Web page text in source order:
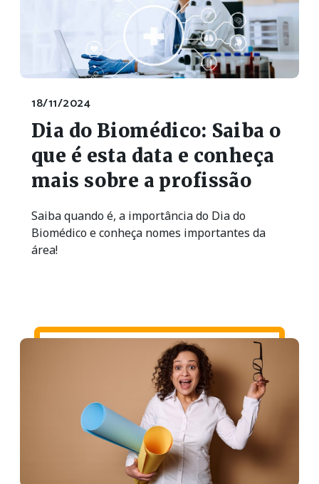
18/11/2024
Dia do Biomédico: Saiba o
que é esta data e conheça
mais sobre a profissão
Saiba quando é, a importância do Dia do
Biomédico e conheça nomes importantes da
área!